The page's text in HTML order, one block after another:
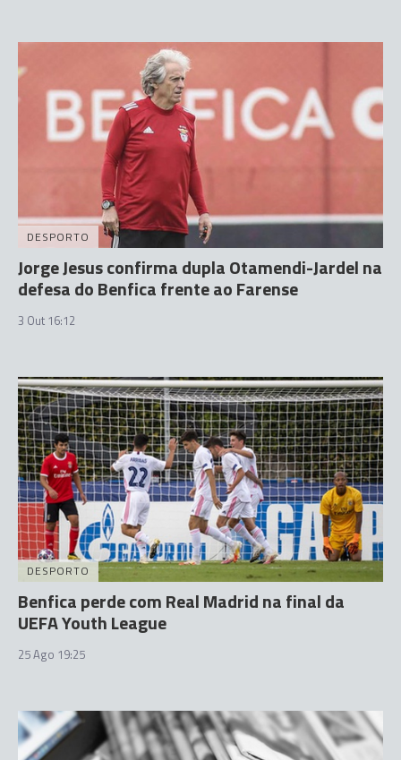
DESPORTO
Jorge Jesus confirma dupla Otamendi-Jardel na
defesa do Benfica frente ao Farense
3 Out 16:12
DESPORTO
Benfica perde com Real Madrid na final da
UEFA Youth League
25 Ago 19:25